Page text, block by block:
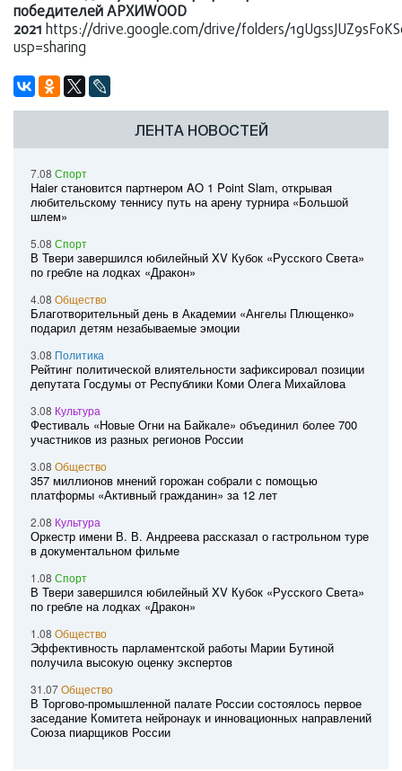
победителейАРХИWOOD
2021 https://drive.google.com/drive/folders/
usp=sharing
ЛЕНТА НОВОСТЕЙ
7.08 Спорт
Haier становится партнером AO 1 Point Slam, открывая
любительскому теннису путь на арену турнира «Большой
шлем»
5.08 Спорт
В Твери завершился юбилейный XV Кубок «Русского Света»
по гребле на лодках «Дракон»
4.08 Общество
Благотворительный день в Академии «Ангелы Плющенко»
подарил детям незабываемые эмоции
3.08 Политика
Рейтинг политической влиятельности зафиксировал позиции
депутата Госдумы от Республики Коми Олега Михайлова
3.08 Культура
Фестиваль «Новые Огни на Байкале» объединил более 700
участников из разных регионов России
3.08 Общество
357 миллионов мнений горожан собрали с помощью
платформы «Активный гражданин» за 12 лет
2.08 Культура
Оркестр имени В. В. Андреева рассказал о гастрольном туре
в документальном фильме
1.08 Спорт
В Твери завершился юбилейный XV Кубок «Русского Света»
по гребле на лодках «Дракон»
1.08 Общество
Эффективность парламентской работы Марии Бутиной
получила высокую оценку экспертов
31.07Общество
В Торгово-промышленной палате России состоялось первое
заседание Комитета нейронаук и инновационных направлений
Союза пиарщиков России